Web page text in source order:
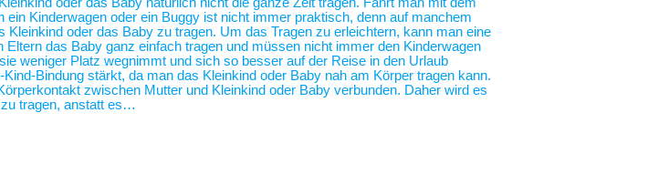
Kinderwagen oder ein Buggy ist nicht immer praktisch, denn auf manchem
oder das Baby zu tragen. Um das Tragen zu erleichtern, kann man eine
das Baby ganz einfach tragen und müssen nicht immer den Kinderwagen
weniger Platz wegnimmt und sich so besser auf der Reise in den Urlaub
Bindung stärkt, da man das Kleinkind oder Baby nah am Körper tragen kann.
zwischen Mutter und Kleinkind oder Baby verbunden. Daher wird es
zu tragen, anstatt es…